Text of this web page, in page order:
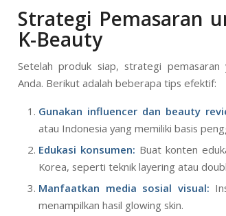
Strategi Pemasaran
K-Beauty
Setelah produk siap, strategi pemasaran
Anda. Berikut adalah beberapa tips efektif:
Gunakan influencer dan beauty
atau Indonesia yang memiliki basis
Edukasi konsumen: Buat konten
Korea, seperti teknik layering atau
Manfaatkan media sosial visual:
menampilkan hasil glowing skin.